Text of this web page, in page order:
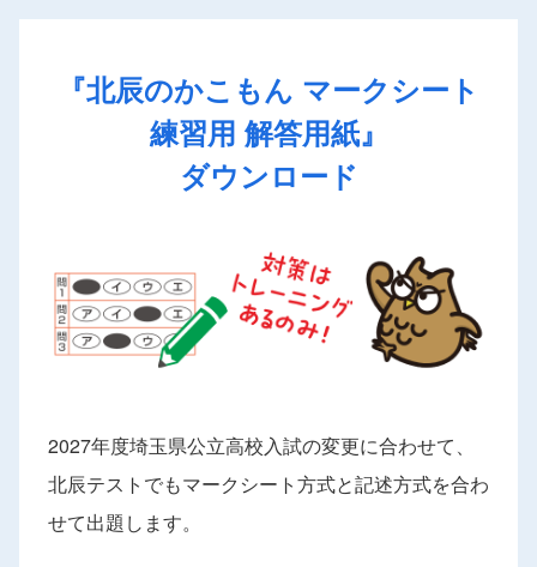
『北辰のかこもん マークシート
練習用 解答用紙』
ダウンロード
2027年度埼玉県公立高校入試の変更に合わせて、
北辰テストでもマークシート方式と記述方式を合わ
せて出題します。